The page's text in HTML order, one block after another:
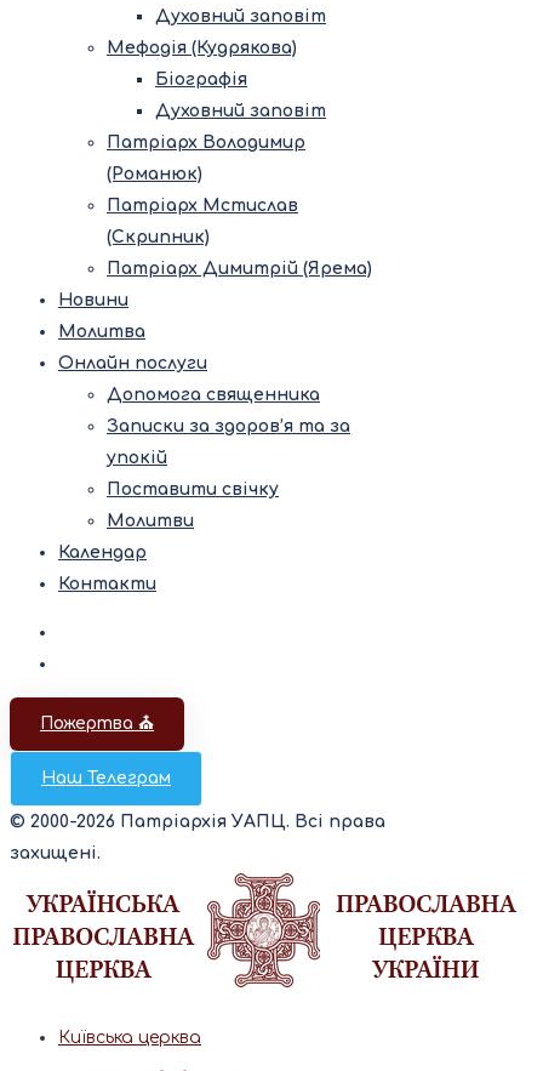
Духовний заповіт
Мефодія (Кудрякова)
Біографія
Духовний заповіт
Патріарх Володимир
(Романюк)
Патріарх Мстислав
(Скрипник)
Патріарх Димитрій (Ярема)
Новини
Молитва
Онлайн послуги
Допомога священника
Записки за здоров’я та за
упокій
Поставити свічку
Молитви
Календар
Контакти
Пожертва ⛪️
Наш Телеграм
© 2000-2026 Патріархія УАПЦ. Всі права
захищені.
Київська церква